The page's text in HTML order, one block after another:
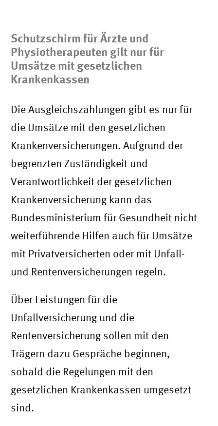
Schutzschirm für Ärzte und
Physiotherapeuten gilt nur für
Umsätze mit gesetzlichen
Krankenkassen
Die Ausgleichszahlungen gibt es nur für
die Umsätze mit den gesetzlichen
Krankenversicherungen. Aufgrund der
begrenzten Zuständigkeit und
Verantwortlichkeit der gesetzlichen
Krankenversicherung kann das
Bundesministerium für Gesundheit nicht
weiterführende Hilfen auch für Umsätze
mit Privatversicherten oder mit Unfall-
und Rentenversicherungen regeln.
Über Leistungen für die
Unfallversicherung und die
Rentenversicherung sollen mit den
Trägern dazu Gespräche beginnen,
sobald die Regelungen mit den
gesetzlichen Krankenkassen umgesetzt
sind.